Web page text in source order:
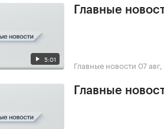
5:01
Главные
Главные новости 07
Главные